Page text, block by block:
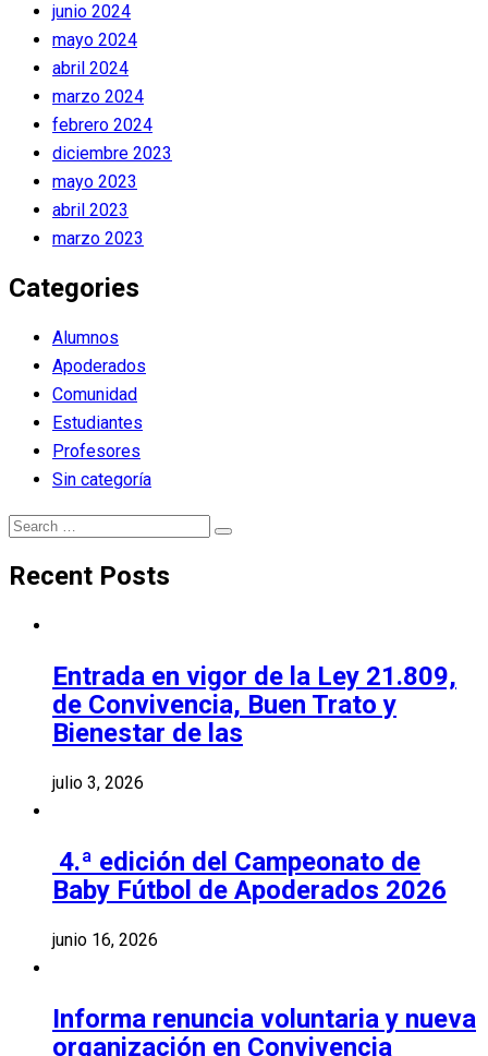
junio 2024
mayo 2024
abril 2024
marzo 2024
febrero 2024
diciembre 2023
mayo 2023
abril 2023
marzo 2023
Categories
Alumnos
Apoderados
Comunidad
Estudiantes
Profesores
Sin categoría
Search
Search
Recent Posts
Entrada en vigor de la Ley 21.809,
de Convivencia, Buen Trato y
Bienestar de las
julio 3, 2026
4.ª edición del Campeonato de
Baby Fútbol de Apoderados 2026
junio 16, 2026
Informa renuncia voluntaria y nueva
organización en Convivencia